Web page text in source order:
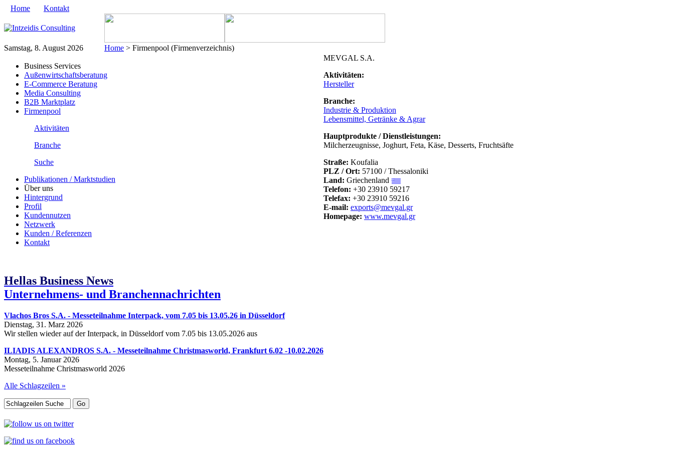
Home Kontakt
Samstag, 8. August 2026 Home > Firmenpool (Firmenverzeichnis)
Business Services
Außenwirtschaftsberatung
E-Commerce Beratung
Media Consulting
B2B Marktplatz
Firmenpool
Aktivitäten
Branche
Suche
Publikationen / Marktstudien
Über uns
Hintergrund
Profil
Kundennutzen
Netzwerk
Kunden / Referenzen
Kontakt
Hellas Business News
Unternehmens- und Branchennachrichten
Vlachos Bros S.A. - Messeteilnahme Interpack, vom 7.05 bis 13.05.26 in Düsseldorf
Dienstag, 31. Marz 2026
Wir stellen wieder auf der Interpack, in Düsseldorf vom 7.05 bis 13.05.2026 aus
ILIADIS ALEXANDROS S.A. - Messeteilnahme Christmasworld, Frankfurt 6.02 -10.02.2026
Montag, 5. Januar 2026
Messeteilnahme Christmasworld 2026
Alle Schlagzeilen »
MEVGAL S.A.
Aktivitäten:
Hersteller
Branche:
Industrie & Produktion
Lebensmittel, Getränke & Agrar
Hauptprodukte / Dienstleistungen:
Milcherzeugnisse, Joghurt, Feta, Käse, Desserts, Fruchtsäfte
Straße: Koufalia
PLZ / Ort: 57100 / Thessaloniki
Land: Griechenland
Telefon: +30 23910 59217
Telefax: +30 23910 59216
E-mail: exports@mevgal.gr
Homepage: www.mevgal.gr